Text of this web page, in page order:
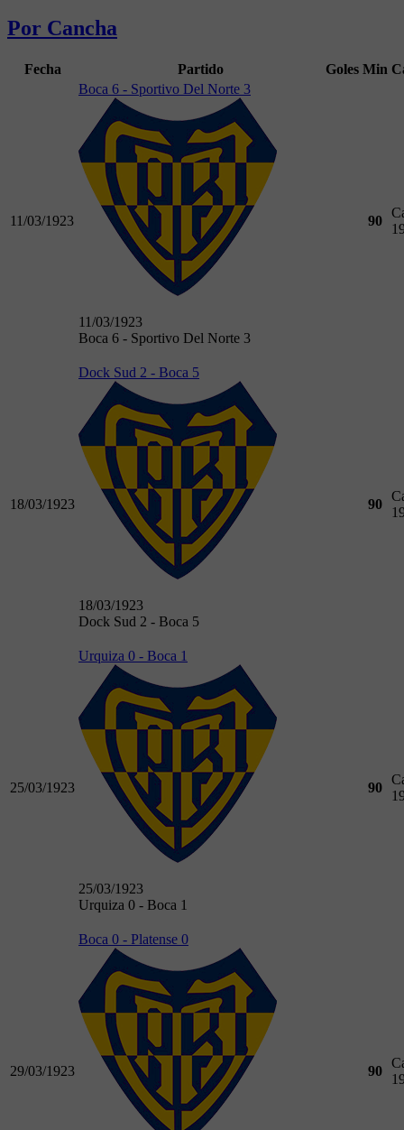
Por Cancha
Fecha Partido Goles Min
11/03/1923
Boca 6 - Sportivo Del Norte 3
11/03/1923
Boca 6 - Sportivo Del Norte 3
90
18/03/1923
Dock Sud 2 - Boca 5
18/03/1923
Dock Sud 2 - Boca 5
90
25/03/1923
Urquiza 0 - Boca 1
25/03/1923
Urquiza 0 - Boca 1
90
29/03/1923
Boca 0 - Platense 0
90